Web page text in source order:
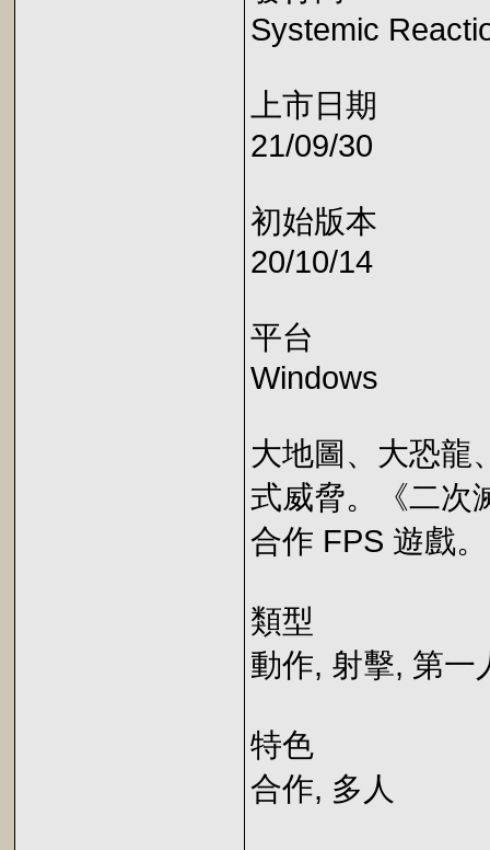
Systemic
上市日期
21/09/30
初始版本
20/10/14
平台
Windows
大地圖、大恐龍
式威脅。《二次
合作 FPS 遊戲。
類型
動作, 射擊, 第一
特色
合作, 多人